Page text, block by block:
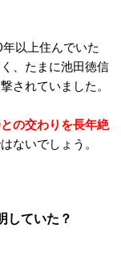
以上住んでいた
、たまに池田徳信
されていました。
の交わりを長年絶
ないでしょう。
していた？